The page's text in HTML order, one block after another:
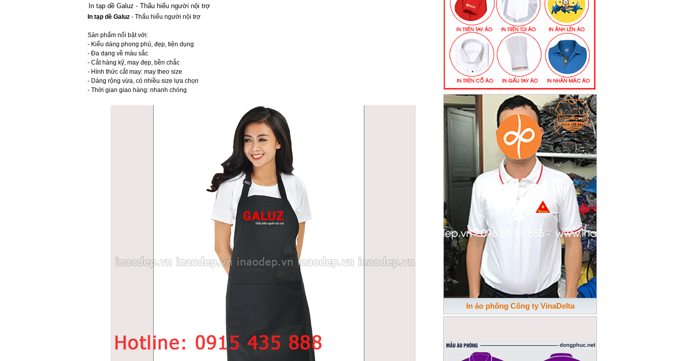
In tạp dề Galuz - Thấu hiểu người nội trợ
In tạp dề Galuz - Thấu hiểu người nội trợ
Sản phẩm nổi bật với:
- Kiểu dáng phong phú, đẹp, tiện dụng
- Đa dạng về màu sắc
- Cắt hàng kỹ, may đẹp, bền chắc
- Hình thức cắt may: may theo size
- Dáng rộng vừa, có nhiều size lựa chọn
- Thời gian giao hàng: nhanh chóng
In áo phông Công ty VinaDelta